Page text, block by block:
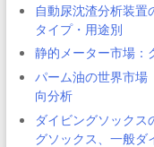
自動尿沈渣分析装置
タイプ・用途別
静的メーター市場：
パーム油の世界市場
向分析
ダイビングソックス
グソックス、一般ダ